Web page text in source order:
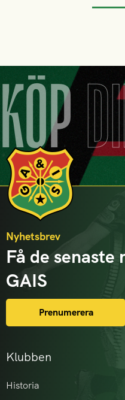
KÖP
Klubben
Historia
Nyhetsbrev
Få de senaste
GAIS
Prenumerera